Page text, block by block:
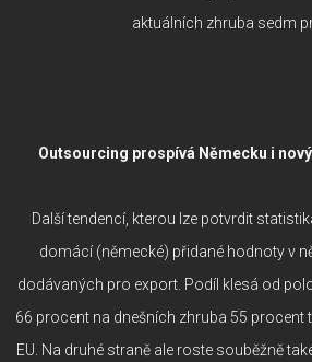
aktuálních zhruba sedm
Outsourcing prospívá Německu i
Další tendencí, kterou lze potvrdit
domácí (německé) přidané hodnoty v
dodávaných pro export. Podíl klesá od
66 procent na dnešních zhruba 55 procent
EU. Na druhé straně ale roste souběžně